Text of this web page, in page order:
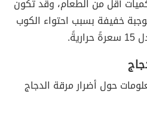
كميات أقل من الطعام، وقد تكون
خفيفة بسبب احتواء الكوب
حول أضرار مرقة الدجاج